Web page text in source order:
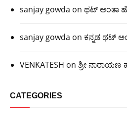
sanjay gowda on ಥಟ್ ಅಂತಾ
sanjay gowda on ಕನ್ನಡ ಥಟ್
VENKATESH on ಶ್ರೀ ನಾರಾಯಣ
CATEGORIES